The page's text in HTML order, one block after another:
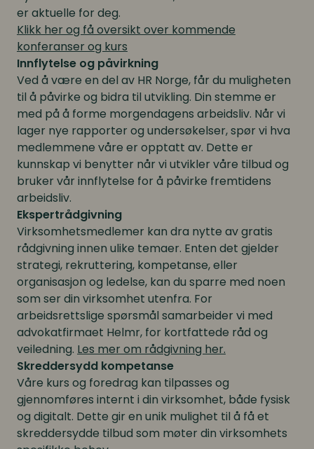
er aktuelle for deg.
Klikk her og få oversikt over kommende
konferanser og kurs
Innflytelse og påvirkning
Ved å være en del av HR Norge, får du muligheten
til å påvirke og bidra til utvikling. Din stemme er
med på å forme morgendagens arbeidsliv. Når vi
lager nye rapporter og undersøkelser, spør vi hva
medlemmene våre er opptatt av. Dette er
kunnskap vi benytter når vi utvikler våre tilbud og
bruker vår innflytelse for å påvirke fremtidens
arbeidsliv.
Ekspertrådgivning
Virksomhetsmedlemer kan dra nytte av gratis
rådgivning innen ulike temaer. Enten det gjelder
strategi, rekruttering, kompetanse, eller
organisasjon og ledelse, kan du sparre med noen
som ser din virksomhet utenfra. For
arbeidsrettslige spørsmål samarbeider vi med
advokatfirmaet Helmr, for kortfattede råd og
veiledning. Les mer om rådgivning her.
Skreddersydd kompetanse
Våre kurs og foredrag kan tilpasses og
gjennomføres internt i din virksomhet, både fysisk
og digitalt. Dette gir en unik mulighet til å få et
skreddersydde tilbud som møter din virksomhets